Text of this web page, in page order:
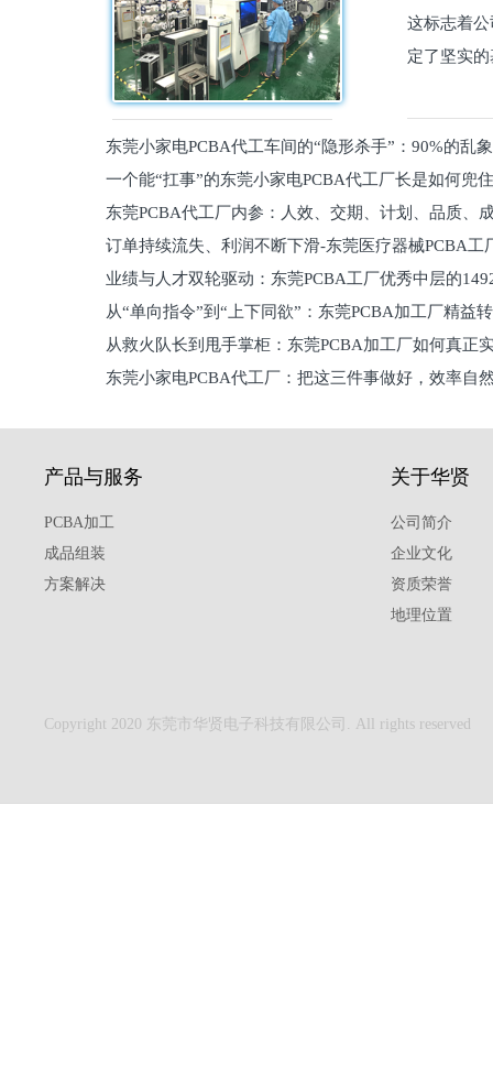
这标志着
定了坚实
东莞小家电PCBA代工车间的“隐形杀手”：90%的乱
员工一个能“扛事”的东莞小家电PCBA代工厂长是如何兜
东莞PCBA代工厂内参：人效、交期、计划、品质
维锁客法则
订单持续流失、利润不断下滑-东莞医疗器械PCBA工
理死穴必须堵住
业绩与人才双轮驱动：东莞PCBA工厂优秀中层的
从“单向指令”到“上下同欲”：东莞PCBA加工厂精益
关键从救火队长到甩手掌柜：东莞PCBA加工厂如何真正
东莞小家电PCBA代工厂：把这三件事做好，效率自
产品与服务
PCBA加工
成品组装
方案解决
关于华贤
公司简介
企业文化
资质荣誉
地理位置
Copyright 2020 东莞市华贤电子科技有限公司. All rights reserved